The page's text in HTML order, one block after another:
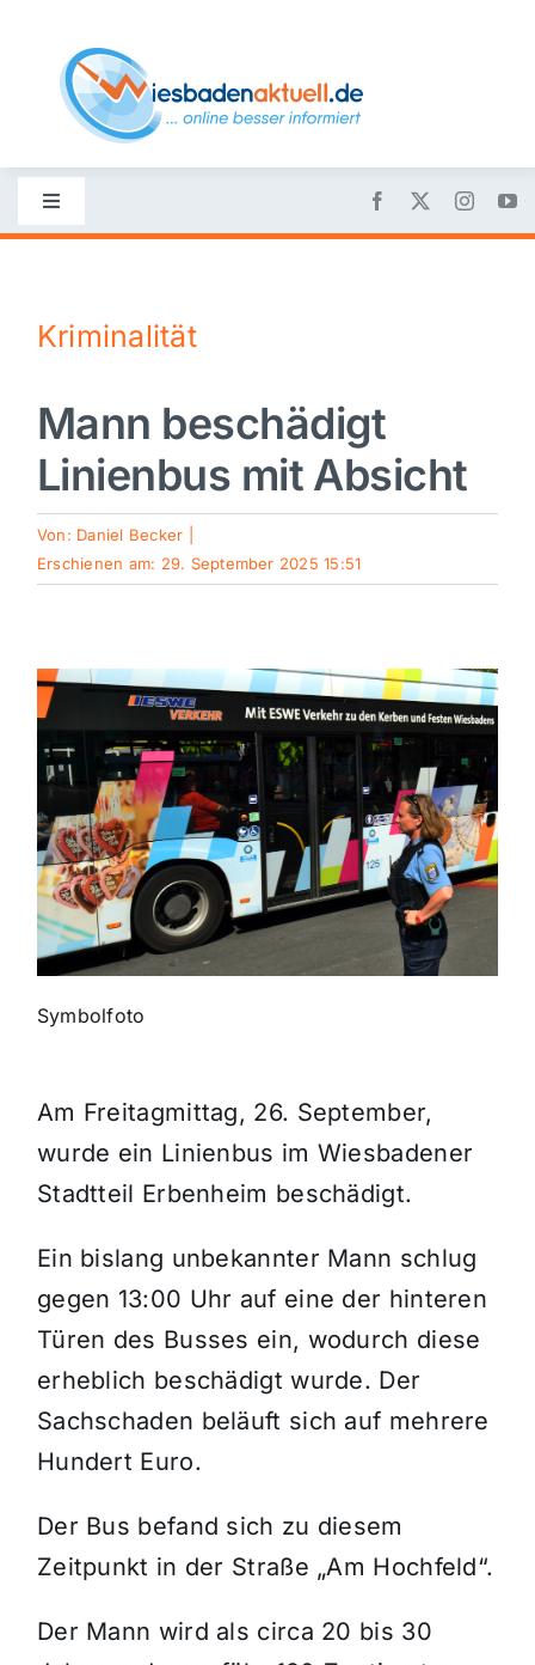
content
Toggle
Navigation
Nachrichten
Politik
Wirtschaft
Sport
Panorama
Mein Stadtteil
Galerie
Verkehrsmeldungen
Themen und Termine
Gewinnspiele
Kriminalität
Mann beschädigt
Linienbus mit Absicht
Von: Daniel Becker
Erschienen am: 29. September 2025 15:51
Symbolfoto
Am Freitagmittag, 26. September,
wurde ein Linienbus im Wiesbadener
Stadtteil Erbenheim beschädigt.
Ein bislang unbekannter Mann schlug
gegen 13:00 Uhr auf eine der hinteren
Türen des Busses ein, wodurch diese
erheblich beschädigt wurde. Der
Sachschaden beläuft sich auf mehrere
Hundert Euro.
Der Bus befand sich zu diesem
Zeitpunkt in der Straße „Am Hochfeld“.
Der Mann wird als circa 20 bis 30